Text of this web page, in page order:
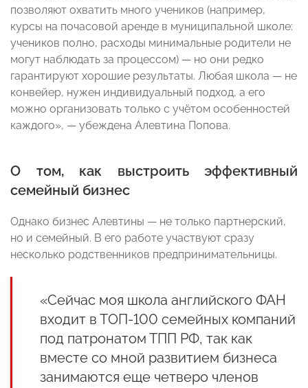
позволяют охватить много учеников (например,
курсы на почасовой аренде в муниципальной школе:
учеников полно, расходы минимальные родители не
могут наблюдать за процессом) — но они редко
гарантируют хорошие результаты. Любая школа — не
конвейер, нужен индивидуальный подход, а его
можно организовать только с учётом особенностей
каждого», — убеждена Алевтина Попова.
О том, как выстроить эффективный
семейный бизнес
Однако бизнес Алевтины — не только партнерский,
но и семейный. В его работе участвуют сразу
несколько родственников предпринимательницы.
«Сейчас моя школа английского ФАН
входит в ТОП-100 семейных компаний
под патронатом ТПП РФ, так как
вместе со мной развитием бизнеса
занимаются еще четверо членов